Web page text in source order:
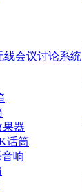
线会议讨论系统
器
话筒
响